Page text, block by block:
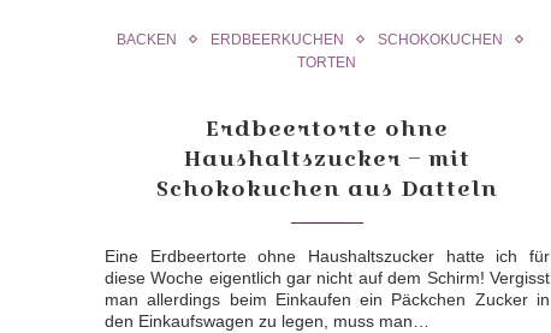
BACKEN ERDBEERKUCHEN
SCHOKOKUCHEN
TORTEN
Erdbeertorte ohne
Haushaltszucker – mit
Schokokuchen aus Datteln
Eine Erdbeertorte ohne Haushaltszucker hatte ich für
diese Woche eigentlich gar nicht auf dem Schirm! Vergisst
man allerdings beim Einkaufen ein Päckchen Zucker in
den Einkaufswagen zu legen, muss man…